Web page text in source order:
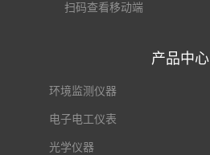
扫码查看移动端
产品中心
环境监测仪器
电子电工仪表
光学仪器